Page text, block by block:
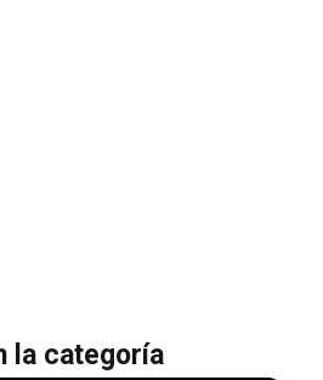
la categoría